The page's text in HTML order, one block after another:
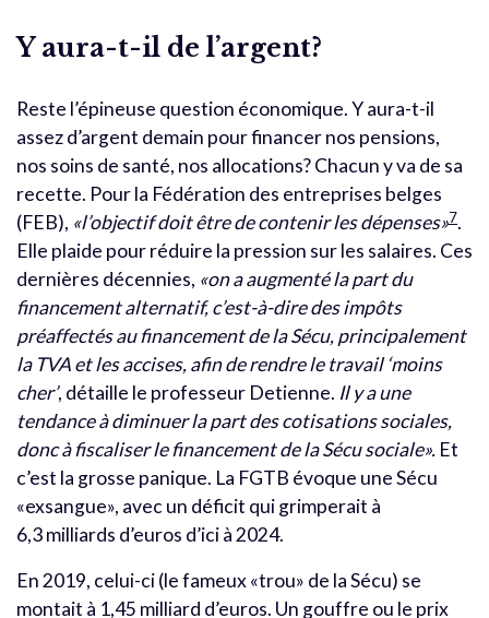
Y aura-t-il de l’argent?
Reste l’épineuse question économique. Y aura-t-il
assez d’argent demain pour financer nos pensions,
nos soins de santé, nos allocations? Chacun y va de sa
recette. Pour la Fédération des entreprises belges
(FEB), «l’objectif doit être de contenir les dépenses»7.
Elle plaide pour réduire la pression sur les salaires. Ces
dernières décennies, «on a augmenté la part du
financement alternatif, c’est-à-dire des impôts
préaffectés au financement de la Sécu, principalement
la TVA et les accises, afin de rendre le travail ‘moins
cher’, détaille le professeur Detienne. Il y a une
tendance à diminuer la part des cotisations sociales,
donc à fiscaliser le financement de la Sécu sociale». Et
c’est la grosse panique. La FGTB évoque une Sécu
«exsangue», avec un déficit qui grimperait à
6,3 milliards d’euros d’ici à 2024.
En 2019, celui-ci (le fameux «trou» de la Sécu) se
montait à 1,45 milliard d’euros. Un gouffre ou le prix